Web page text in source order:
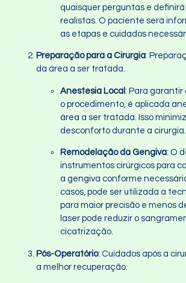
quaisquer perguntas e
realistas. O paciente será
as etapas e cuidados
Preparação para a Cirurgia:
da área a ser tratada.
Anestesia Local : Para
o procedimento, é aplicada
área a ser tratada. Isso
desconforto durante a cirurgia.
Remodelação da Gengiva: O
instrumentos cirúrgicos para
a gengiva conforme
casos, pode ser utilizada a
para maior precisão e menos
laser pode reduzir o
cicatrização.
Pós-Operatório: Cuidados após a
a melhor recuperação.